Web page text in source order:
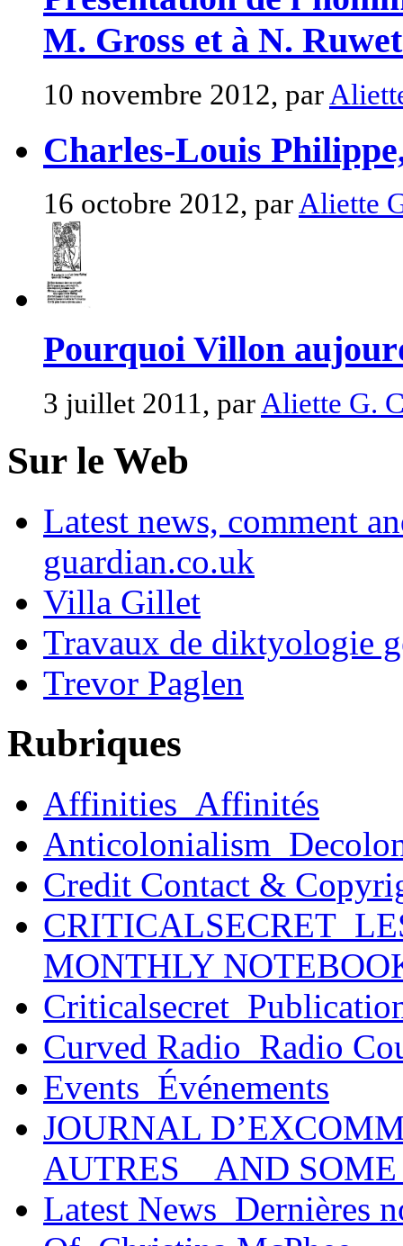
M. Gross et à N.
10 novembre 2012, par
Charles-Louis
16 octobre 2012, parAliette
Pourquoi Villon
3 juillet 2011, par Aliette G.
Sur le Web
Latest news, comment
guardian.co.uk
Villa Gillet
Travaux de diktyologie
Trevor Paglen
Rubriques
Affinities_Affinités
Credit Contact &
MONTHLY
Curved Radio_Radio
Events_Événements
JOURNAL
AUTRES _ AND
Latest News_Dernières